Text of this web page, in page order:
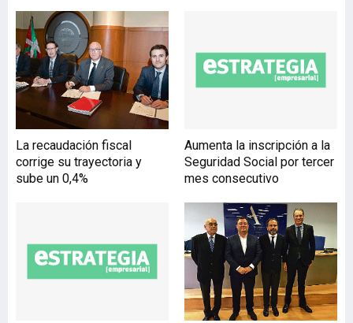
expuso a Oregi el ejemplo
de la región de Helsinki,
programa de
competitividad conjunta,
así como diferentes
acuerdos de colaboración
para la ge
La recaudación fiscal
corrige su trayectoria y
sube un 0,4%
Aumenta la inscripción a la
Seguridad Social por tercer
mes consecutivo